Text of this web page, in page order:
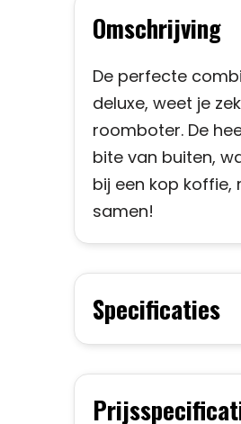
Omschrijving
De perfecte
deluxe, weet je
roomboter. De
bite van buiten,
bij een kop
samen!
Specificaties